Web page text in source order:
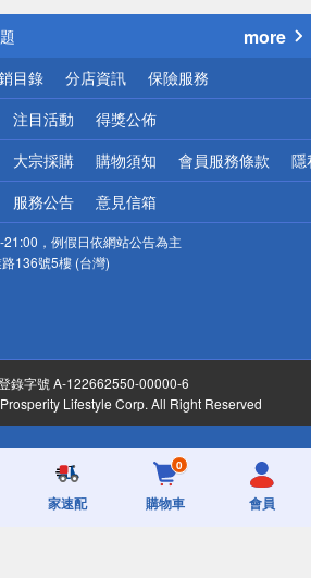
配送
！請小心！
more
目錄 分店資訊 保險服務
注目活動 得獎公佈
大宗採購 購物須知 會員服務條款 隱
服務公告 意見信箱
，例假日依網站公告為主
136號5樓 (台灣)
錄字號 A-122662550-00000-6
Lifestyle Corp. All Right Reserved
家速配
0
購物車 會員